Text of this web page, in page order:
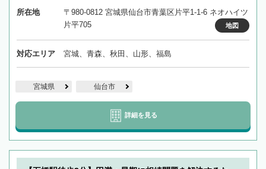
所在地
〒980-0812 宮城県仙台市青葉区片平1-1-6 ネオハイツ
片平705
地図
対応エリア 宮城、青森、秋田、山形、福島
宮城県 仙台市
詳細を見る